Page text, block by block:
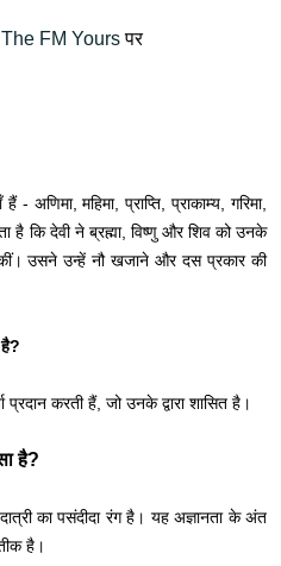
The FM Yoursपर
- अणिमा, महिमा, प्राप्ति, प्राकाम्य, गरिमा,
है कि देवी ने ब्रह्मा, विष्णु और शिव को उनके
कीं। उसने उन्हें नौ खजाने और दस प्रकार की
है?
प्रदान करती हैं, जो उनके द्वारा शासित है।
है?
का पसंदीदा रंग है। यह अज्ञानता के अंत
है।